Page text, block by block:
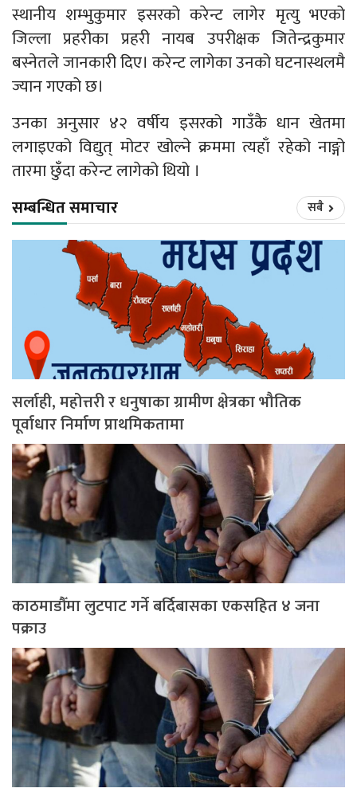
स्थानीय शम्भुकुमार इसरको करेन्ट लागेर मृत्यु भएको
जिल्ला प्रहरीका प्रहरी नायब उपरीक्षक जितेन्द्रकुमार
बस्नेतले जानकारी दिए। करेन्ट लागेका उनको घटनास्थलमै
ज्यान गएको छ।
उनका अनुसार ४२ वर्षीय इसरको गाउँकै धान खेतमा
लगाइएको विद्युत् मोटर खोल्ने क्रममा त्यहाँ रहेको नाङ्गो
तारमा छुँदा करेन्ट लागेको थियो ।
सम्बन्धित समाचार सबै
सर्लाही, महोत्तरी र धनुषाका ग्रामीण क्षेत्रका भौतिक
पूर्वाधार निर्माण प्राथमिकतामा
काठमाडौँमा लुटपाट गर्ने बर्दिबासका एकसहित ४ जना
पक्राउ